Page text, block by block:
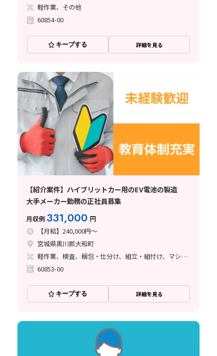
軽作業、その他
60854-00
キープする 詳細を見る
【紹介案件】ハイブリットカー用のEV電池の製造
大手メーカー勤務の正社員募集
月収例 331,000 円
【月給】240,000円～
宮城県黒川郡大和町
軽作業、検査、梱包・仕分け、組立・組付け、マシンオペレーター
60853-00
キープする 詳細を見る